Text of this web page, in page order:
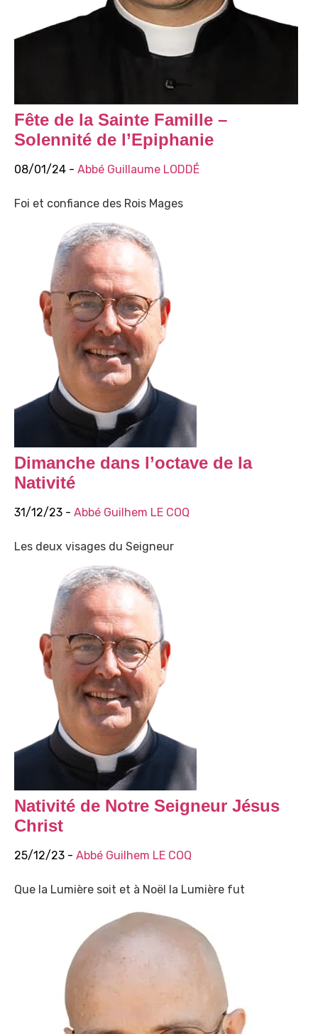
Fête de la Sainte Famille –
Solennité de l’Epiphanie
08/01/24 - Abbé Guillaume LODDÉ
Foi et confiance des Rois Mages
Dimanche dans l’octave de la
Nativité
31/12/23 - Abbé Guilhem LE COQ
Les deux visages du Seigneur
Nativité de Notre Seigneur Jésus
Christ
25/12/23 - Abbé Guilhem LE COQ
Que la Lumière soit et à Noël la Lumière fut